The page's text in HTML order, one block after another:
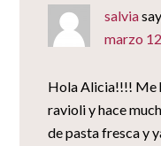
salvia
marzo
Hola Alicia!!!! Me
ravioli y hace
de pasta fresca y